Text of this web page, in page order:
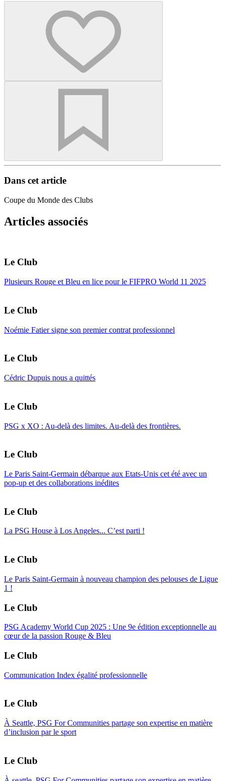
Dans cet article
Coupe du Monde des Clubs
Articles associés
Le Club
Plusieurs Rouge et Bleu en lice pour le FIFPRO World 11 2025
Le Club
Noémie Fatier signe son premier contrat professionnel
Le Club
Cédric Dupuis nous a quittés
Le Club
PSG x XO : Au-delà des limites. Au-delà des frontières.
Le Club
Le Paris Saint-Germain débarque aux Etats-Unis cet été avec un
pop-up et des collaborations inédites
Le Club
La PSG House à Los Angeles... C’est parti !
Le Club
Le Paris Saint-Germain à nouveau champion des pelouses de Ligue
1 !
Le Club
PSG Academy World Cup 2025 : Une 9e édition exceptionnelle au
cœur de la passion Rouge & Bleu
Le Club
Communication Index égalité professionnelle
Le Club
À Seattle, PSG For Communities partage son expertise en matière
d’inclusion par le sport
Le Club